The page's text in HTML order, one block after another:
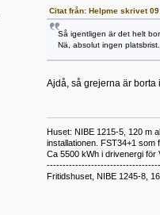
Citat från: Helpme skrivet
Så igentligen är det helt
Nä, absolut ingen
Ajdå, så grejerna är borta
Huset: NIBE 1215-5, 120 m
installationen. FST34+1 som
Ca 5500 kWh i drivenergi för
Fritidshuset, NIBE 1245-8,